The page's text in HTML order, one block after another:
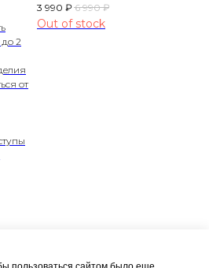
2
от
3 990 ₽ 6 990 ₽
Out of stock